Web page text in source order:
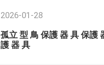
2026-01-28
孤立 型 鳥 保護 器 具 保護
護 器 具